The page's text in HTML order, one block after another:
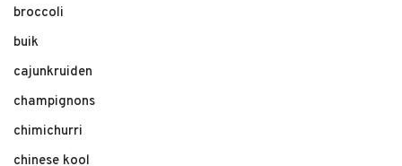
broccoli
buik
cajunkruiden
champignons
chimichurri
chinese kool